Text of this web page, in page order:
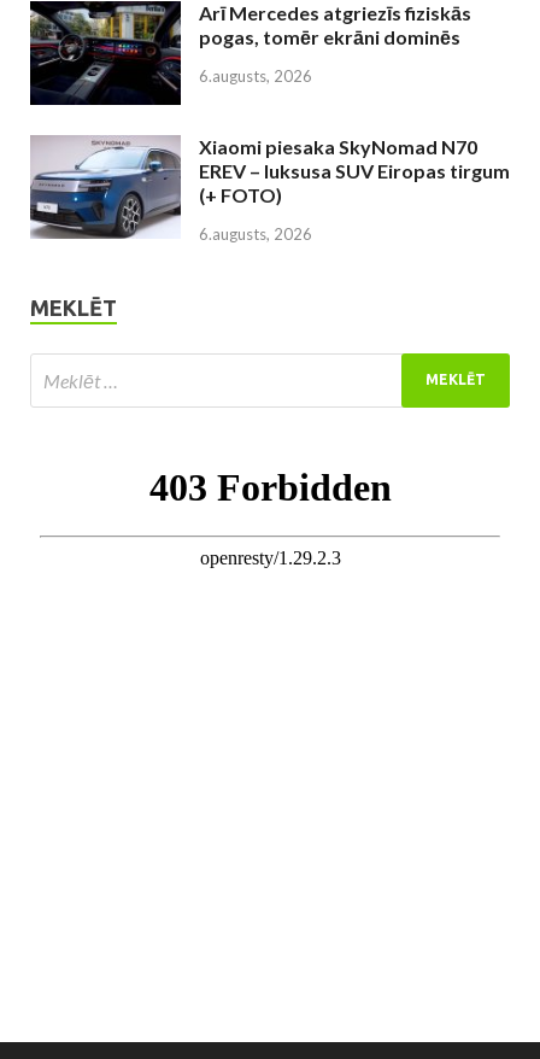
Arī Mercedes atgriezīs fiziskās
pogas, tomēr ekrāni dominēs
6.augusts, 2026
Xiaomi piesaka SkyNomad N70
EREV – luksusa SUV Eiropas tirgum
(+ FOTO)
6.augusts, 2026
MEKLĒT